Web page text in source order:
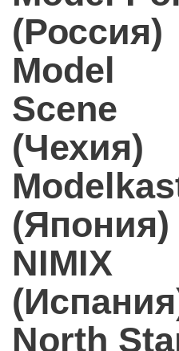
(Россия)
Model
Scene
(Чехия)
(Япония)
NIMIX
North